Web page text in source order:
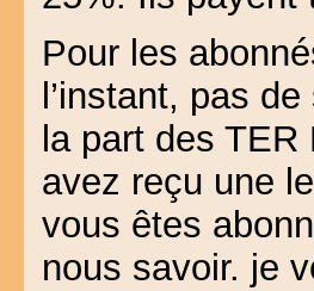
Pour les
l’instant, pas
la part des
avez reçu une
vous êtes
nous savoir. je